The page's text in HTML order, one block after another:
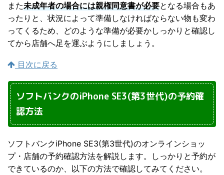
また未成年者の場合には親権同意書が必要となる場合もあ
ったりと、状況によって準備しなければならない物も変わ
ってくるため、どのような準備が必要かしっかりと確認し
てから店舗へ足を運ぶようにしましょう。
目次に戻る
ソフトバンクのiPhone SE3(第3世代)の予約確
認方法
ソフトバンクiPhone SE3(第3世代)のオンラインショッ
プ・店舗の予約確認方法を解説します。しっかりと予約が
できているのか、以下の方法で確認してみてください。